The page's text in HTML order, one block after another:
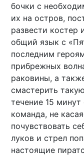
бочки с
их на остров,
развести костер
общий язык с
последним
прибрежных
раковины, а
смастерить
течение 15
команда, не
почувствовать
луков и стрел
настоящие